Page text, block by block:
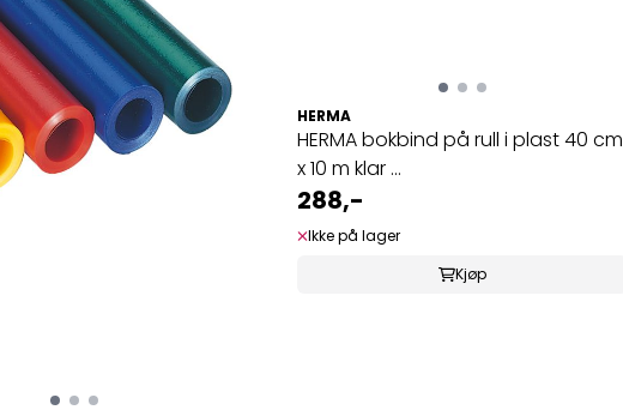
HERMA
HERMA bokbind på rull i plast 40 cm
x 10 m klar ...
288,-
Ikke på lager
Kjøp